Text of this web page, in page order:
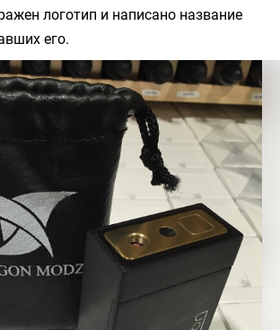
логотип и написано название
его.